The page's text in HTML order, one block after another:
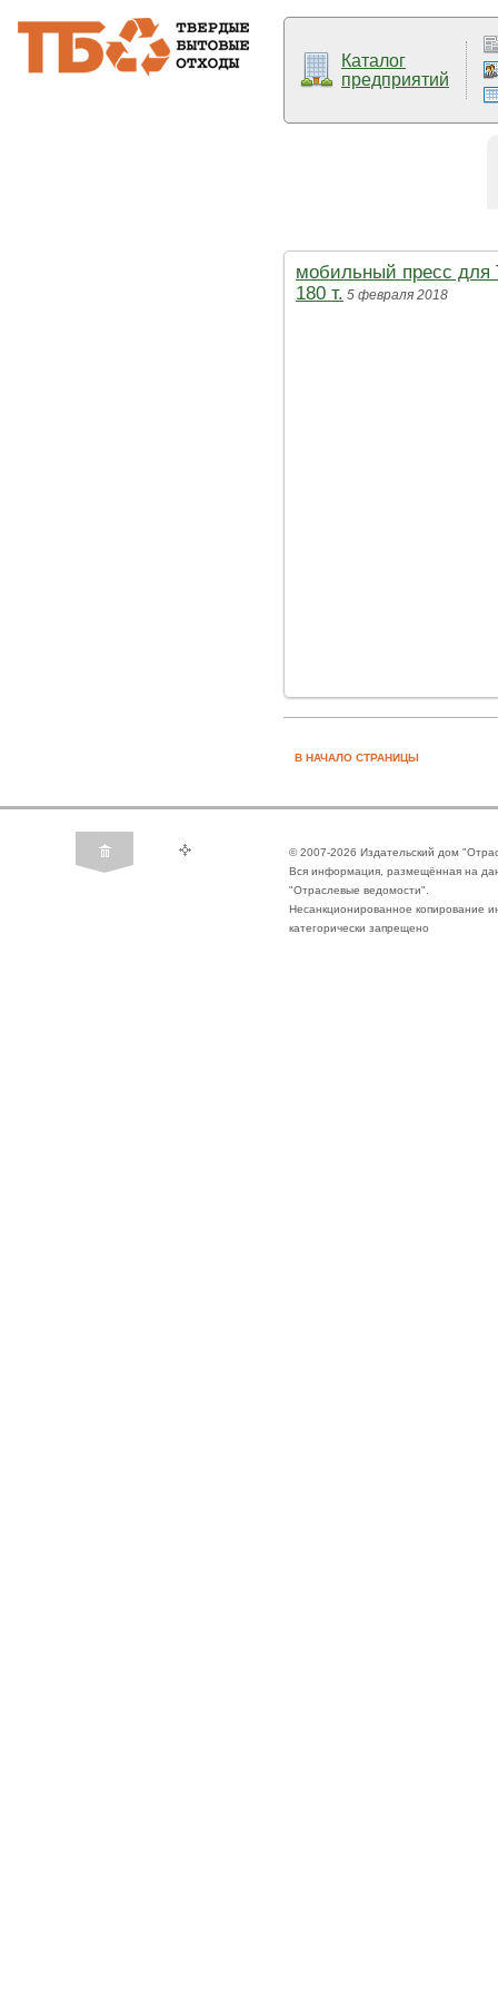
Каталог
предприятий
мобильный пресс для
180 т. 5 февраля 2018
В НАЧАЛО СТРАНИЦЫ
© 2007-2026 Издательский дом
Вся информация, размещённая на
"Отраслевые ведомости".
Несанкционированное копирование
категорически запрещено